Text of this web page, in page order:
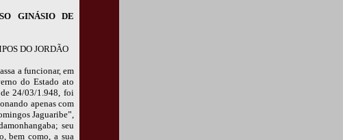
GINÁSIO DE
DO JORDÃO
a funcionar, em
do Estado ato
24/03/1.948, foi
apenas com
Jaguaribe”,
seu
bem como, a sua